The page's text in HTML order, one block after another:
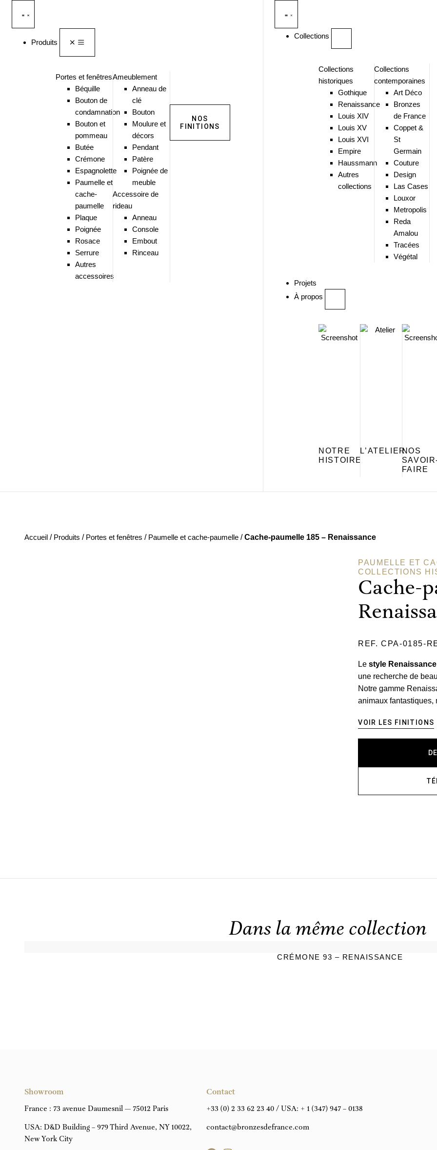
Produits
Portes et fenêtres
Béquille
Bouton de
condamnation
Bouton et
pommeau
Butée
Crémone
Espagnolette
Paumelle et
cache-
paumelle
Plaque
Poignée
Rosace
Serrure
Autres
accessoires
Ameublement
Anneau de
clé
Bouton
Moulure et
décors
Pendant
Patère
Poignée de
meuble
Accessoire de
rideau
Anneau
Console
Embout
Rinceau
NOS
FINITIONS
Collections
Collections
historiques
Gothique
Renaissance
Louis XIV
Louis XV
Louis XVI
Empire
Haussmann
Autres
collections
Collections
contemporaines
Art Déco
Bronzes
de France
Coppet &
St
Germain
Couture
Design
Las Cases
Louxor
Metropolis
Reda
Amalou
Tracées
Végétal
Projets
À propos
NOTRE
HISTOIRE
L’ATELIERNOS
FAIRE
Accueil / Produits / Portes et fenêtres / Paumelle et cache-paumelle /Cache-paumelle 185 – Renaissance
PAUMELLE ET
COLLECTIONS
Cache-
REF. CPA-0185-
Lestyle Renaissance
une recherche de
Notre gamme
animaux
VOIR LES FINITIONS
Dans la même collection
CRÉMONE 93 – RENAISSANCE
Showroom
France : 73 avenue Daumesnil — 75012 Paris
USA: D&D Building – 979 Third Avenue, NY 10022,
New York City
Contact
+33 (0) 2 33 62 23 40 / USA: + 1 (347) 947 – 0138
contact@bronzesdefrance.com